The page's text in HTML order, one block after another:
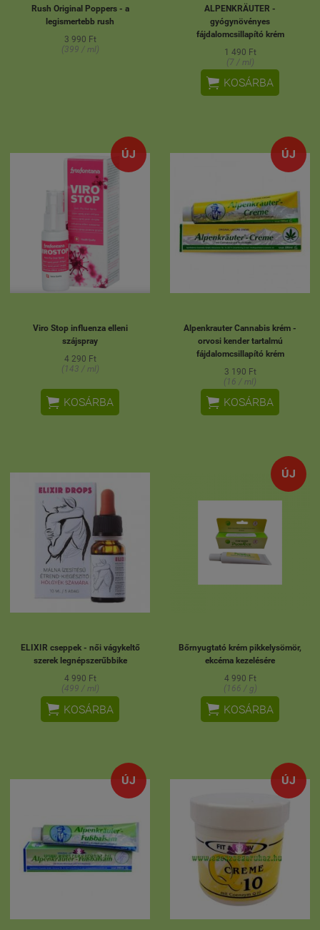
Rush Original Poppers - a
legismertebb rush
3 990 Ft
(399 / ml)
ALPENKRÄUTER -
gyógynövényes
fájdalomcsillapító krém
1 490 Ft
(7 / ml)
 KOSÁRBA
ÚJ
Viro Stop influenza elleni
szájspray
4 290 Ft
(143 / ml)
 KOSÁRBA
ÚJ
Alpenkrauter Cannabis krém -
orvosi kender tartalmú
fájdalomcsillapító krém
3 190 Ft
(16 / ml)
 KOSÁRBA
ELIXIR cseppek - női vágykeltő
szerek legnépszerűbbike
4 990 Ft
(499 / ml)
 KOSÁRBA
ÚJ
Bőrnyugtató krém pikkelysömör,
ekcéma kezelésére
4 990 Ft
(166 / g)
 KOSÁRBA
ÚJ ÚJ